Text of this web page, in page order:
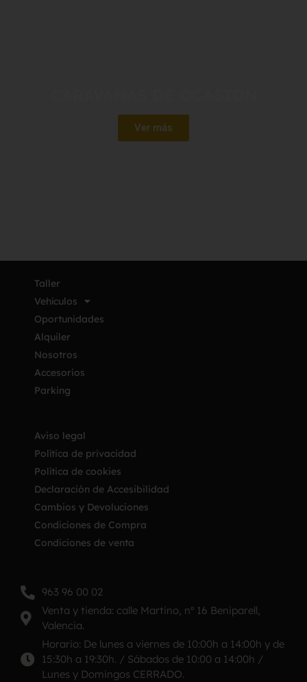
Ver más
Taller
Vehículos
Oportunidades
Alquiler
Nosotros
Accesorios
Parking
Aviso legal
Política de privacidad
Política de cookies
Declaración de Accesibilidad
Cambios y Devoluciones
Condiciones de Compra
Condiciones de venta
963 96 00 02
Venta y tienda: calle Martino, nº 16 Beniparell,
Valencia.
Horario: De lunes a viernes de 10:00h a 14:00h y de
15:30h a 19:30h. / Sábados de 10:00 a 14:00h /
Lunes y Domingos CERRADO.